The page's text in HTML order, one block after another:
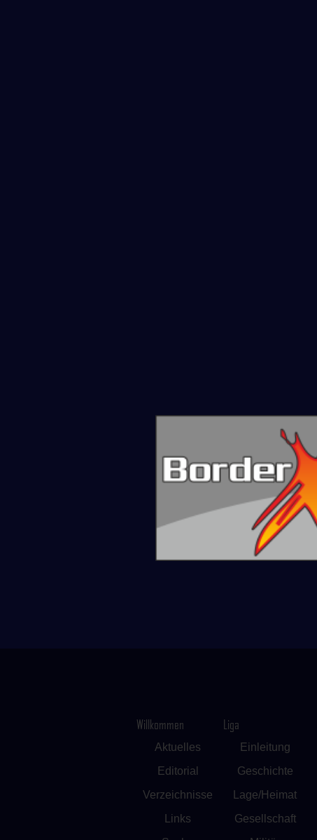
Willkommen
Aktuelles
Editorial
Verzeichnisse
Links
Liga
Einleitung
Geschichte
Lage/Heimat
Gesellschaft